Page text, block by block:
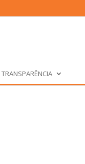
TRANSPARÊNCIA